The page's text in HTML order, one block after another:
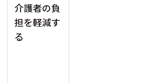
介護者の負
担を軽減す
る